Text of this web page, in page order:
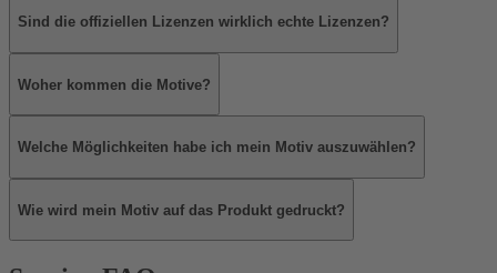
Sind die offiziellen Lizenzen wirklich echte Lizenzen?
Woher kommen die Motive?
Welche Möglichkeiten habe ich mein Motiv auszuwählen?
Wie wird mein Motiv auf das Produkt gedruckt?